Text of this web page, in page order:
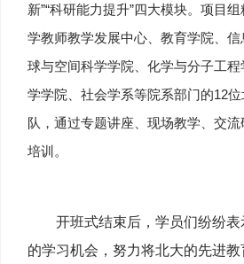
新”“科研能力提升”四大模块。项目
学教师教学发展中心、教育学院、
球与空间科学学院、化学与分子工
学学院、社会学系等院系部门的12
队，通过专题讲座、现场教学、交
培训。
开班式结束后，学员们纷纷
的学习机会，努力将北大的先进